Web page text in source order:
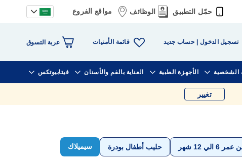
حمّل التطبيق الوظائف مواقع الفروع
تسجيل الدخول حساب جديد قائمة الأمنيات عربة التسوق
الشخصية الأجهزة الطبية العناية بالفم والأسنان فيتابيوتكس
تغيير
12 شهر حليب أطفال بودرة سيميلاك